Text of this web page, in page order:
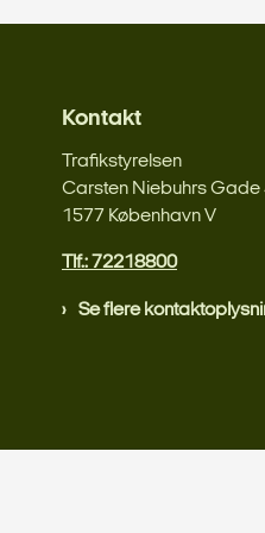
Kontakt
Trafikstyrelsen
Carsten Niebuhrs Gade
1577 København V
Tlf.: 72218800
Se flere